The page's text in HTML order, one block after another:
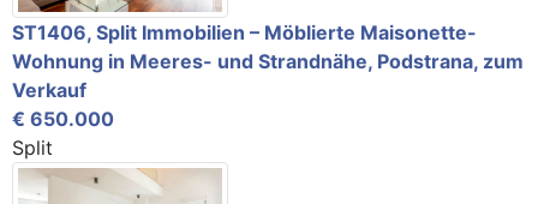
ST1406, Split Immobilien – Möblierte Maisonette-
Wohnung in Meeres- und Strandnähe, Podstrana, zum
Verkauf
€ 650.000
Split